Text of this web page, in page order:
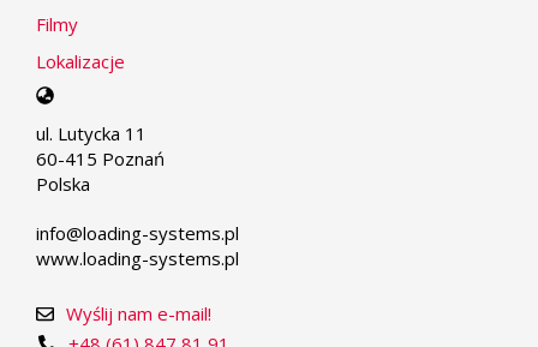
Filmy
Lokalizacje
Select
language
ul. Lutycka 11
60-415 Poznań
Polska
info@loading-systems.pl
www.loading-systems.pl
Wyślij nam e-mail!